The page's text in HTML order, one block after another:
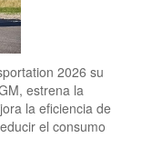
2026 su
estrena la
la eficiencia de
el consumo